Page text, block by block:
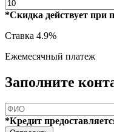
*Скидка действует при
Ставка 4.9%
Ежемесячный платеж
Заполните
*Кредит